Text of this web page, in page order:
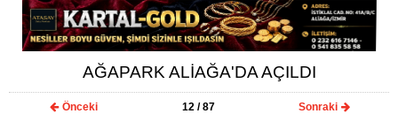
AĞAPARK ALİAĞA'DA AÇILDI
Önceki 12 / 87 Sonraki